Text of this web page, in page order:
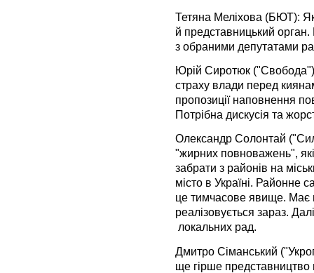
Тетяна Меліхова (БЮТ):
й представницький
з обраними депутатами
Юрій Сиротюк
страху влади перед
пропозиції наповнення
Потрібна дискусія та
Олександр Солонтай
"жирних повноважень",
забрати з районів на
місто в Україні.
це тимчасове явище. Має
реалізовується зараз.
локальних рад.
Дмитро Сіманський
ще гірше представництво